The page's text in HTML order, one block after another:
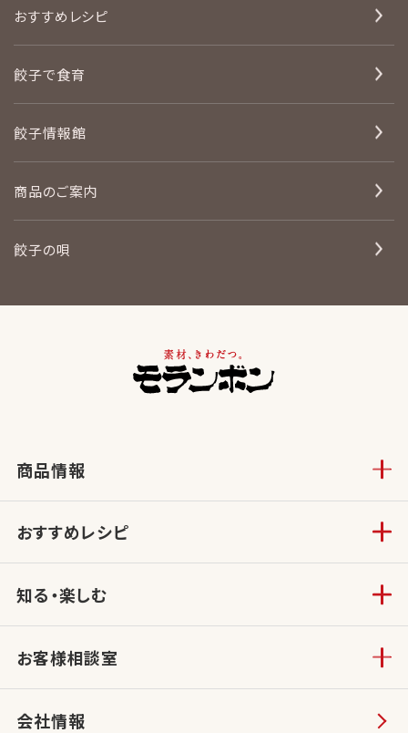
おすすめレシピ
餃子で食育
餃子情報館
商品のご案内
餃子の唄
商品情報
おすすめレシピ
知る・楽しむ
お客様相談室
会社情報